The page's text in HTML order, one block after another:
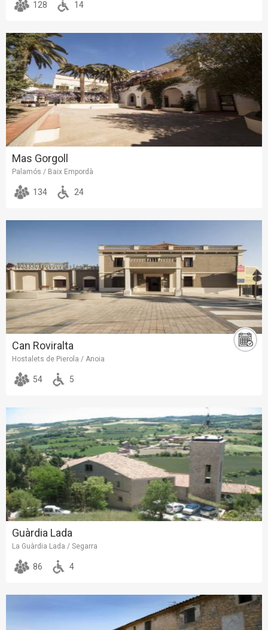
128 14
Mas Gorgoll
Palamós / Baix Empordà
134 24
Can Roviralta
Hostalets de Pierola / Anoia
54 5
Guàrdia Lada
La Guàrdia Lada / Segarra
86 4